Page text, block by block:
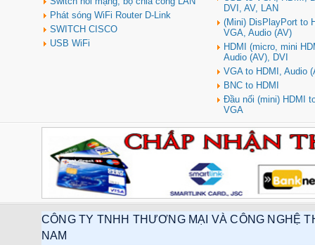
Phát sóng WiFi Router D-Link
SWITCH CISCO
USB WiFi
DVI, AV, LAN
(Mini) DisPlayPort to
VGA, Audio (AV)
HDMI (micro, mini
Audio (AV), DVI
VGA to HDMI, Audio
BNC to HDMI
Đầu nối (mini) HDMI
VGA
CÔNG TY TNHH THƯƠNG MẠI VÀ CÔNG NGHỆ
NAM